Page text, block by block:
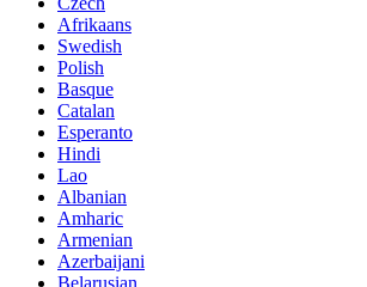
Afrikaans
Swedish
Polish
Basque
Catalan
Esperanto
Hindi
Lao
Albanian
Amharic
Armenian
Azerbaijani